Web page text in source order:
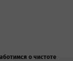
о чистоте